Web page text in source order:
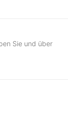
Sie und über